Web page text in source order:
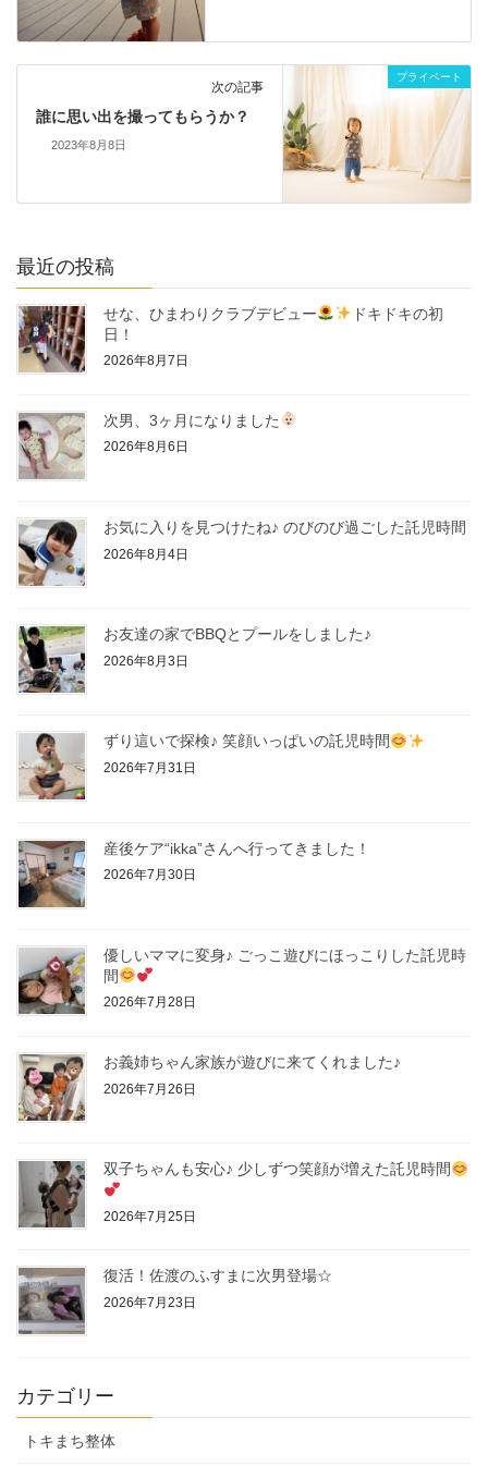
プライベート
次の記事
誰に思い出を撮ってもらうか？
2023年8月8日
最近の投稿
せな、ひまわりクラブデビュー
ドキドキの初
日！
2026年8月7日
次男、3ヶ月になりました
2026年8月6日
お気に入りを見つけたね♪ のびのび過ごした託児時間
2026年8月4日
お友達の家でBBQとプールをしました♪
2026年8月3日
ずり這いで探検♪ 笑顔いっぱいの託児時間
2026年7月31日
産後ケア“ikka”さんへ行ってきました！
2026年7月30日
優しいママに変身♪ ごっこ遊びにほっこりした託児時
間
2026年7月28日
お義姉ちゃん家族が遊びに来てくれました♪
2026年7月26日
双子ちゃんも安心♪ 少しずつ笑顔が増えた託児時間
2026年7月25日
復活！佐渡のふすまに次男登場☆
2026年7月23日
カテゴリー
トキまち整体